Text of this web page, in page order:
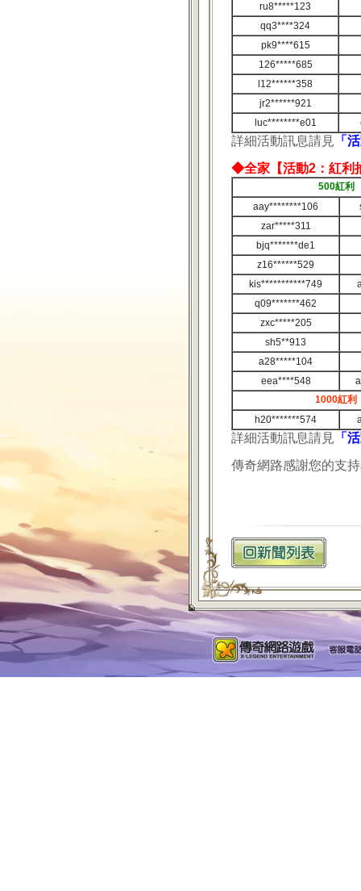
ru8*****123
qq3****324
pk9****615
126*****685
l12******358
jr2******921
luc********e01
詳細活動訊息請見 「
◆全家【活動2：紅利
500紅利
aay********106
zar*****311
bjq*******de1
z16******529
kis***********749
q09*******462
zxc*****205
sh5**913
a28*****104
eea****548
1000紅利
h20*******574
詳細活動訊息請見 「
傳奇網路感謝您的支